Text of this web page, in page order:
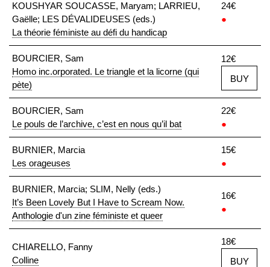
KOUSHYAR SOUCASSE, Maryam; LARRIEU,
Gaëlle; LES DÉVALIDEUSES (eds.)
La théorie féministe au défi du handicap
24€
●
BOURCIER, Sam
Homo inc.orporated. Le triangle et la licorne (qui
pète)
12€
BUY
BOURCIER, Sam
Le pouls de l’archive, c’est en nous qu’il bat
22€
●
BURNIER, Marcia
Les orageuses
15€
●
BURNIER, Marcia; SLIM, Nelly (eds.)
It’s Been Lovely But I Have to Scream Now.
Anthologie d'un zine féministe et queer
16€
●
CHIARELLO, Fanny
Colline
18€
BUY